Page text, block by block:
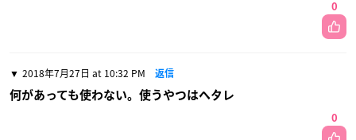
0
2018年7月27日 at 10:32 PM 返信
何があっても使わない。使うやつはヘタレ
0